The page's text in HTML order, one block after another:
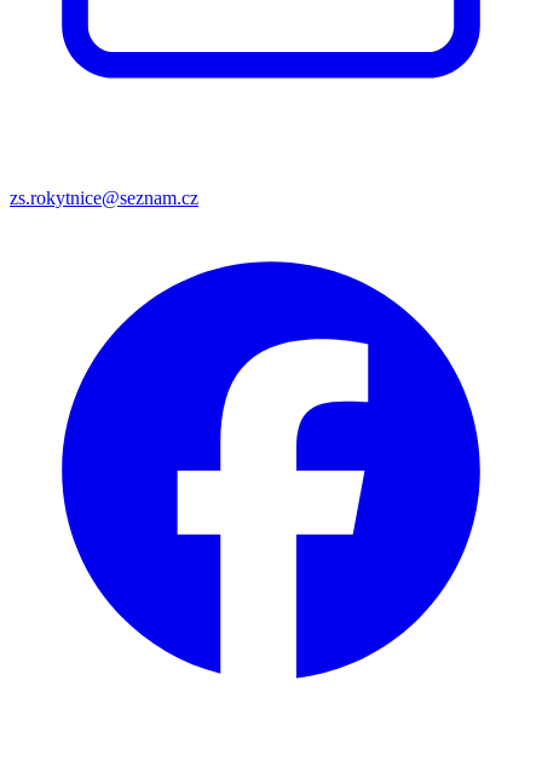
zs.rokytnice@seznam.cz